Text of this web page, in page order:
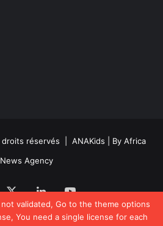
not validated, Go to the theme options
You need a single license for each
réservés | ANAKids | By Africa
News Agency
X LinkedinYouTube